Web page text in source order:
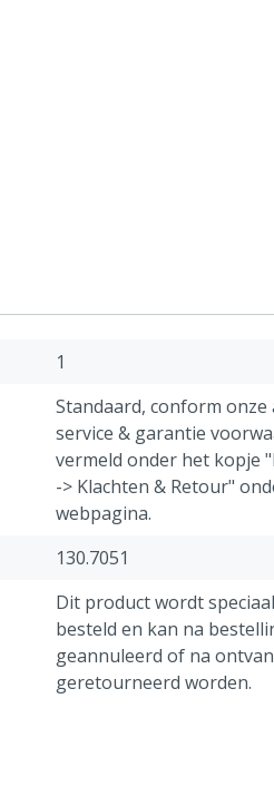
1
Standaard, conform onze
service & garantie
vermeld onder het kopje
-> Klachten & Retour"
webpagina.
130.7051
Dit product wordt
besteld en kan na
geannuleerd of na
geretourneerd worden.